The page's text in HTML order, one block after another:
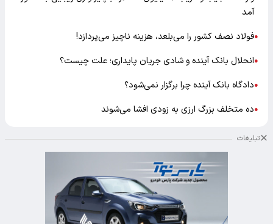
آمد
●فولاد نصف کشور را می‌بلعد، هزینه ناچیز می‌پردازد!
●انحلال بانک آینده و شادی جریان پایداری؛ علت چیست؟
●دادگاه بانک آینده چرا برگزار نمی‌شود؟
●ده متخلف بزرگ ارزی به زودی افشا می‌شوند
تبلیغات